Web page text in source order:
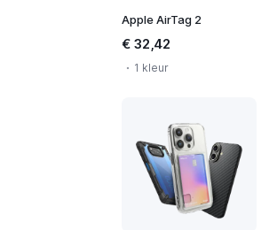
Apple AirTag 2
€ 32,42
1 kleur